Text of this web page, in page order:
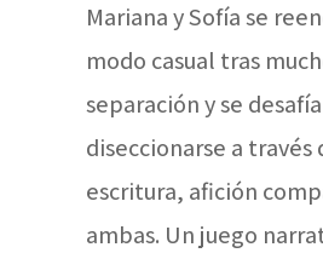
Mariana y Sofía se
modo casual tras
separación y se
diseccionarse a través
escritura, afición
ambas. Un juego